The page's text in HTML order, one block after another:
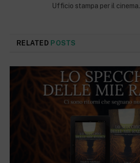
Ufficio stampa per il cinema.
RELATED POSTS